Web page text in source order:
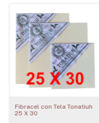
Fibracel con Tela Tonatiuh
25 X 30